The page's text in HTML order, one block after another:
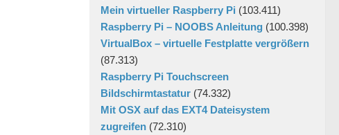
Mein virtueller Raspberry Pi (103.411)
Raspberry Pi – NOOBS Anleitung (100.398)
VirtualBox – virtuelle Festplatte vergrößern
(87.313)
Raspberry Pi Touchscreen
Bildschirmtastatur (74.332)
Mit OSX auf das EXT4 Dateisystem
zugreifen (72.310)